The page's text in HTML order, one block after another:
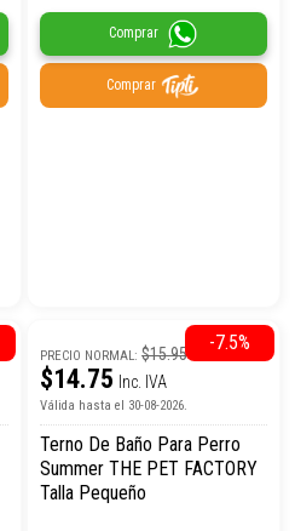
Comprar
Comprar
PRECIO NORMAL:$15.95
$14.75 Inc. IVA
Válida hasta el 30-08-2026.
Terno De Baño Para Perro
Summer THE PET FACTORY
Talla Pequeño
-7.5%